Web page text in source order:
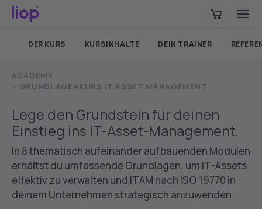
Bitte wählen Sie Ihre Region, um standortspezifische Inhalte
DER KURS KURSINHALTE DEIN TRAINER
ACADEMY
> GRUNDLAGENKURS IT ASSET MANAGEMENT
Lege den Grundstein für deinen
Einstieg ins IT-Asset-Management.
In 8 thematisch aufeinander aufbauenden Modulen
erhältst du umfassende Grundlagen, um IT-Assets
effektiv zu verwalten und ITAM nach ISO 19770 in
deinem Unternehmen strategisch anzuwenden.